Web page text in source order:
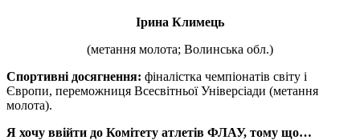
Ірина Климець
(метання молота; Волинська обл.)
Спортивні досягнення: фіналістка чемпіонатів світу і
Європи, переможниця Всесвітньої Універсіади (метання
молота).
Я хочу ввійти до Комітету атлетів ФЛАУ, тому що…